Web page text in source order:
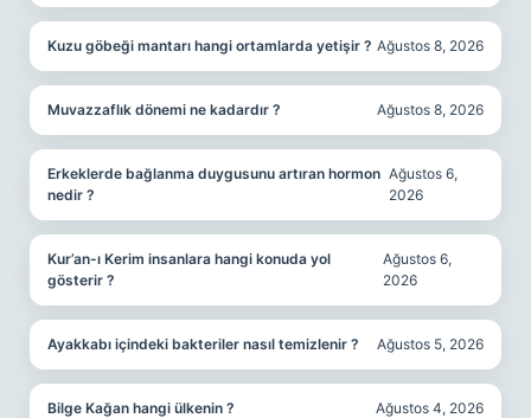
Kuzu göbeği mantarı hangi ortamlarda yetişir ? Ağustos 8, 2026
Muvazzaflık dönemi ne kadardır ? Ağustos 8, 2026
Erkeklerde bağlanma duygusunu artıran hormon
nedir ?
Ağustos 6,
2026
Kur’an-ı Kerim insanlara hangi konuda yol
gösterir ?
Ağustos 6,
2026
Ayakkabı içindeki bakteriler nasıl temizlenir ? Ağustos 5, 2026
Bilge Kağan hangi ülkenin ? Ağustos 4, 2026